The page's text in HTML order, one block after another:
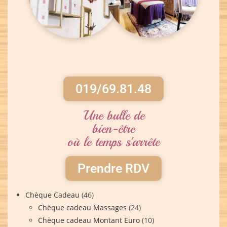
019/69.81.48
Une bulle de
bien-être
où le temps s'arrête
Prendre RDV
Chèque Cadeau (46)
Chèque cadeau Massages (24)
Chèque cadeau Montant Euro (10)